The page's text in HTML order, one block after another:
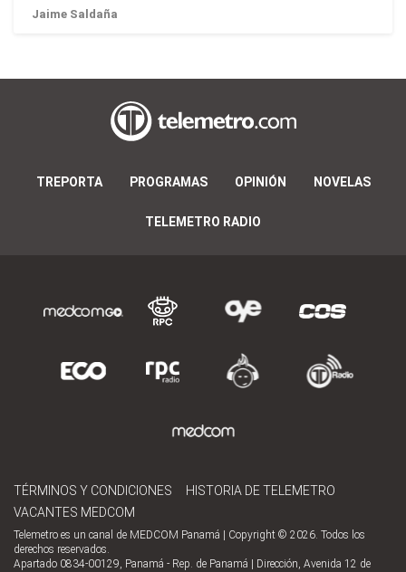
Jaime Saldaña
TREPORTA PROGRAMAS OPINIÓN NOVELAS
TELEMETRO RADIO
TÉRMINOS Y CONDICIONES
HISTORIA DE TELEMETRO
VACANTES MEDCOM
Telemetro es un canal de MEDCOM Panamá | Copyright © 2026. Todos los
derechos reservados.
Apartado 0834-00129, Panamá - Rep. de Panamá | Dirección, Avenida 12 de